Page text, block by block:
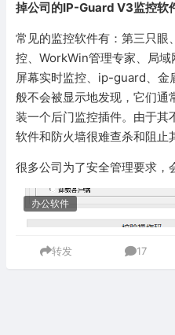
游戏娱乐
安全防御
系统下载
系统工具
掉公司的IP-Guard V3监控软
常见的监控软件有：第三只眼
控、WorkWin管理专家、局
屏幕实时监控、ip-guard、金
般不会被显示地发现，它们通
装一个后门监控插件。由于其
软件和防火墙很难查杀和阻止
很多公司为了安全管理要求，
办公软件
转发 17